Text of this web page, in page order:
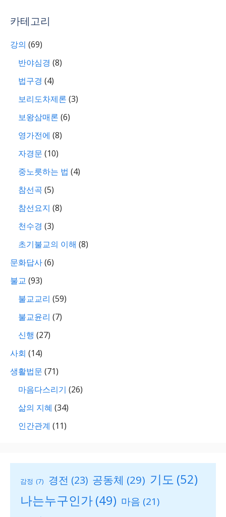
카테고리
강의 (69)
반야심경 (8)
법구경 (4)
보리도차제론 (3)
보왕삼매론 (6)
영가전에 (8)
자경문 (10)
중노릇하는 법 (4)
참선곡 (5)
참선요지 (8)
천수경 (3)
초기불교의 이해 (8)
문화답사(6)
불교 (93)
불교교리 (59)
불교윤리 (7)
신행 (27)
사회 (14)
생활법문 (71)
마음다스리기 (26)
삶의 지혜 (34)
인간관계 (11)
감정 (7) 경전 (23) 공동체 (29) 기도 (52)
나는누구인가(49) 마음 (21)